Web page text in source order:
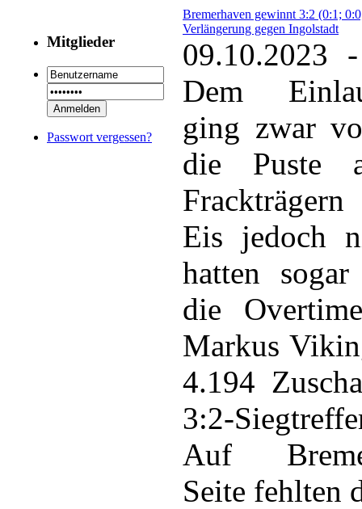
Mitglieder
Passwort vergessen?
Bremerhaven gewinnt 3:2 (0:1;
Verlängerung gegen Ingolstadt
09.10.2023
Dem
ging zwar
die Puste
Eis jedoch
hatten
die
Markus
4.194
3:2-
Auf
Seite fehlten